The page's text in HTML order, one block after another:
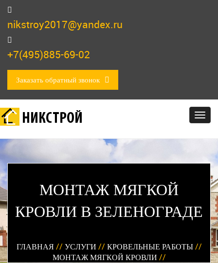
nikstroy2017@yandex.ru
+7(495)885-69-02
Заказать обратный звонок
НИКСТРОЙ
МОНТАЖ МЯГКОЙ
КРОВЛИ В ЗЕЛЕНОГРАДЕ
ГЛАВНАЯ // УСЛУГИ // КРОВЕЛЬНЫЕ РАБОТЫ //
МОНТАЖ МЯГКОЙ КРОВЛИ //